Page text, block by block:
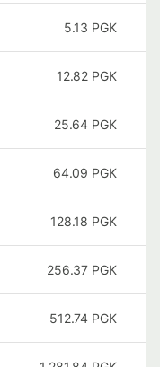
5.13 PGK
12.82 PGK
25.64 PGK
64.09 PGK
128.18 PGK
256.37 PGK
512.74 PGK